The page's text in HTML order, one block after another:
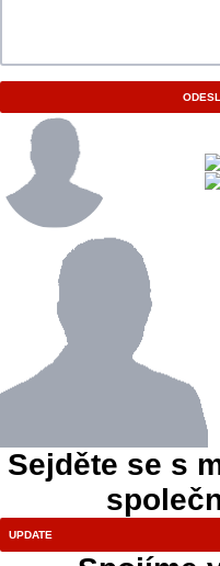
Sejděte se s